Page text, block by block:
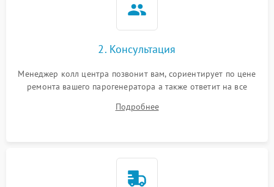
2. Консультация
Менеджер колл центра позвонит вам, сориентирует по цене
ремонта вашего парогенератора а также ответит на все
Подробнее